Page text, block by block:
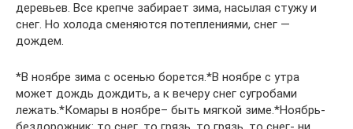
деревьев. Все крепче забирает зима, насылая стужу и
снег. Но холода сменяются потеплениями, снег —
дождем.
*В ноябре зима с осенью борется.*В ноябре с утра
может дождь дождить, а к вечеру снег сугробами
лежать.*Комары в ноябре– быть мягкой зиме.*Ноябрь-